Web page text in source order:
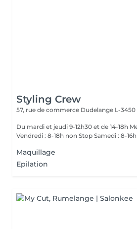
Styling Crew
57, rue de commerce Dudelange L-3450
Du mardi et jeudi 9-12h30 et de 14-18h Mercredi 9-12 et de 14-18h
Vendredi : 8-18h non Stop Samedi : 8-16h
Maquillage
Epilation